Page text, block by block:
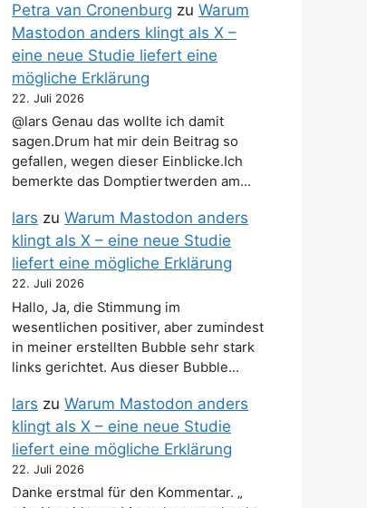
Petra van Cronenburg zu Warum
Mastodon anders klingt als X –
eine neue Studie liefert eine
mögliche Erklärung
22. Juli 2026
@lars Genau das wollte ich damit
sagen.Drum hat mir dein Beitrag so
gefallen, wegen dieser Einblicke.Ich
bemerkte das Domptiertwerden am…
lars zu Warum Mastodon anders
klingt als X – eine neue Studie
liefert eine mögliche Erklärung
22. Juli 2026
Hallo, Ja, die Stimmung im
wesentlichen positiver, aber zumindest
in meiner erstellten Bubble sehr stark
links gerichtet. Aus dieser Bubble…
lars zu Warum Mastodon anders
klingt als X – eine neue Studie
liefert eine mögliche Erklärung
22. Juli 2026
Danke erstmal für den Kommentar. „